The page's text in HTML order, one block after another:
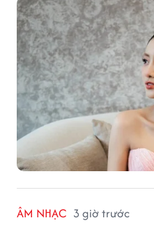
ÂM NHẠC 3 giờ trước